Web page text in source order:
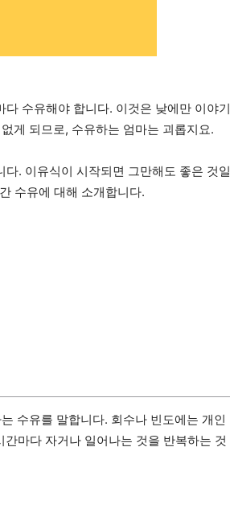
수유해야 합니다. 이것은 낮에만 이야기
게 되므로, 수유하는 엄마는 괴롭지요.
. 이유식이 시작되면 그만해도 좋은 것일
수유에 대해 소개합니다.
수유를 말합니다. 회수나 빈도에는 개인
마다 자거나 일어나는 것을 반복하는 것